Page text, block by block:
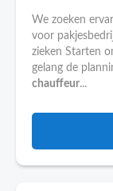
We zoeken
voor
zieken Starten
gelang de
chauffeur...